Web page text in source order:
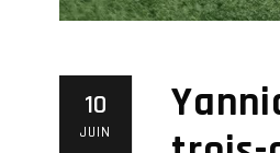
10
JUIN